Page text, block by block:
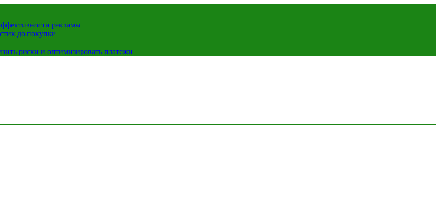
рекламы
до покупки
риски и оптимизировать платежи